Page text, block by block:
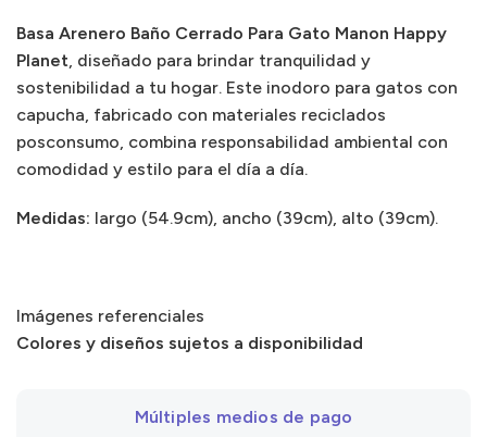
Basa Arenero Baño Cerrado Para Gato Manon Happy
Planet , diseñado para brindar tranquilidad y
sostenibilidad a tu hogar. Este inodoro para gatos con
capucha, fabricado con materiales reciclados
posconsumo, combina responsabilidad ambiental con
comodidad y estilo para el día a día.
Medidas: largo (54.9cm), ancho (39cm), alto (39cm).
Imágenes referenciales
Colores y diseños sujetos a disponibilidad
Múltiples medios de pago